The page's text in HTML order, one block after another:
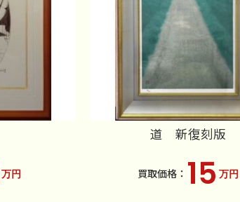
万円
道 新復刻版
15 万円